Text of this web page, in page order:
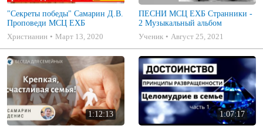
"Секреты победы" Самарин Д.В.
Проповеди МСЦ ЕХБ
Христианин
Март 13, 2020
ПЕСНИ МСЦ ЕХБ Странники -
2 Музыкальный альбом
Ученик
Август 25, 2021
1:12:13 1:07:17